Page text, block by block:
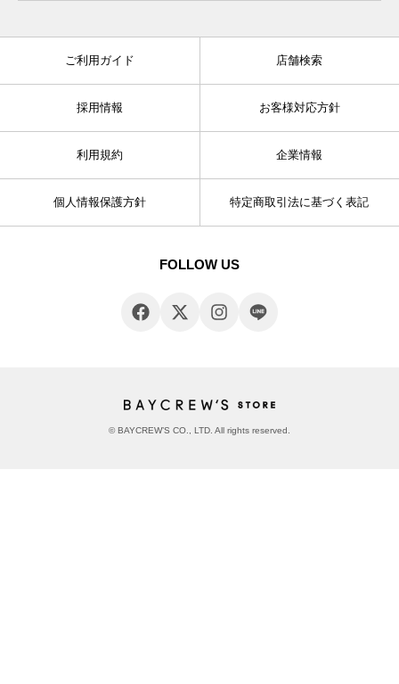
ご利用ガイド 店舗検索
採用情報 お客様対応方針
利用規約 企業情報
個人情報保護方針 特定商取引法に基づく表記
FOLLOW US
© BAYCREW’S CO., LTD. All rights reserved.